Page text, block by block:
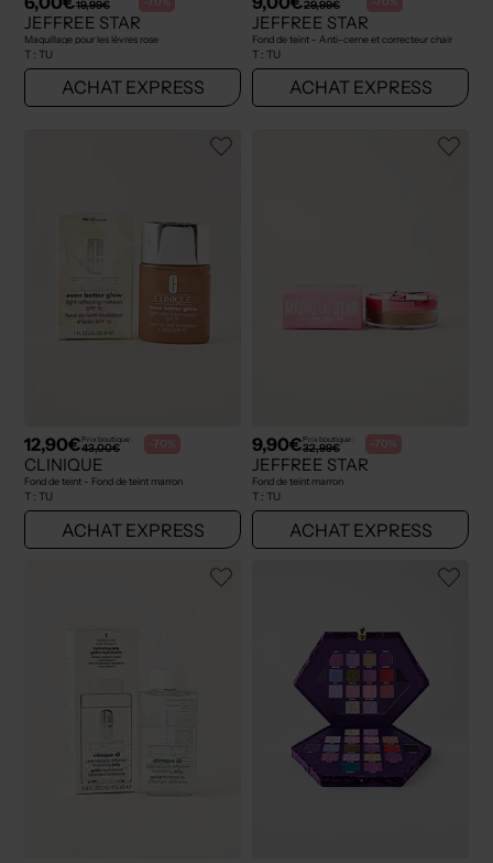
19,99€
JEFFREE STAR
Maquillage pour les lèvres rose
T : TU
ACHAT EXPRESS
29,99€
JEFFREE STAR
Fond de teint - Anti-cerne et correcteur chair
T : TU
ACHAT EXPRESS
12,90€Prix boutique :
43,00€ -70%
CLINIQUE
Fond de teint - Fond de teint marron
T : TU
ACHAT EXPRESS
9,90€Prix boutique :
32,99€ -70%
JEFFREE STAR
Fond de teint marron
T : TU
ACHAT EXPRESS